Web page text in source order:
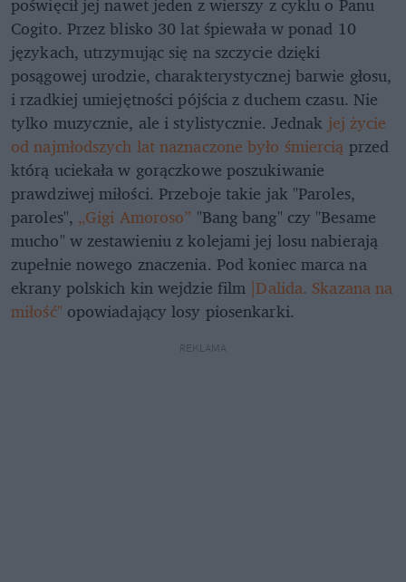
Cogito. Przez blisko 30 lat śpiewała w ponad 10
językach, utrzymując się na szczycie dzięki
posągowej urodzie, charakterystycznej barwie głosu,
i rzadkiej umiejętności pójścia z duchem czasu. Nie
tylko muzycznie, ale i stylistycznie. Jednak jej życie
od najmłodszych lat naznaczone było śmiercią przed
którą uciekała w gorączkowe poszukiwanie
prawdziwej miłości. Przeboje takie jak "Paroles,
paroles", „Gigi Amoroso” "Bang bang" czy "Besame
mucho" w zestawieniu z kolejami jej losu nabierają
zupełnie nowego znaczenia. Pod koniec marca na
ekrany polskich kin wejdzie film |Dalida. Skazana na
miłość" opowiadający losy piosenkarki.
REKLAMA